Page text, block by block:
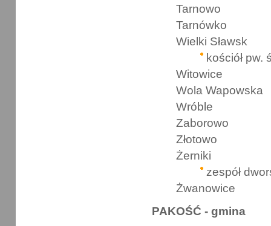
Tarnowo
Tarnówko
Wielki Sławsk
kościół pw.
Witowice
Wola Wapowska
Wróble
Zaborowo
Złotowo
Żerniki
zespół
Żwanowice
PAKOŚĆ - gmina